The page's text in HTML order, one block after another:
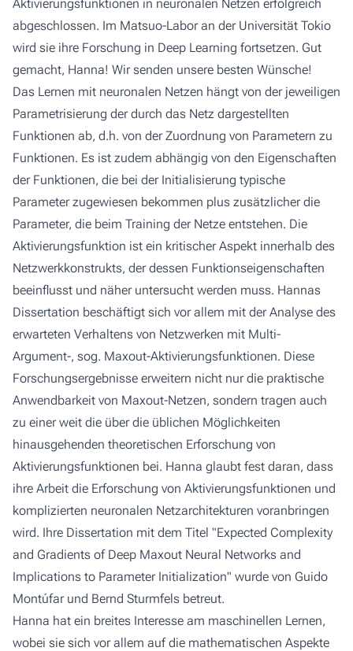
Aktivierungsfunktionen in neuronalen Netzen erfolgreich
abgeschlossen. Im Matsuo-Labor an der Universität Tokio
wird sie ihre Forschung in Deep Learning fortsetzen. Gut
gemacht, Hanna! Wir senden unsere besten Wünsche!
Das Lernen mit neuronalen Netzen hängt von der jeweiligen
Parametrisierung der durch das Netz dargestellten
Funktionen ab, d.h. von der Zuordnung von Parametern zu
Funktionen. Es ist zudem abhängig von den Eigenschaften
der Funktionen, die bei der Initialisierung typische
Parameter zugewiesen bekommen plus zusätzlicher die
Parameter, die beim Training der Netze entstehen. Die
Aktivierungsfunktion ist ein kritischer Aspekt innerhalb des
Netzwerkkonstrukts, der dessen Funktionseigenschaften
beeinflusst und näher untersucht werden muss. Hannas
Dissertation beschäftigt sich vor allem mit der Analyse des
erwarteten Verhaltens von Netzwerken mit Multi-
Argument-, sog. Maxout-Aktivierungsfunktionen. Diese
Forschungsergebnisse erweitern nicht nur die praktische
Anwendbarkeit von Maxout-Netzen, sondern tragen auch
zu einer weit die über die üblichen Möglichkeiten
hinausgehenden theoretischen Erforschung von
Aktivierungsfunktionen bei. Hanna glaubt fest daran, dass
ihre Arbeit die Erforschung von Aktivierungsfunktionen und
komplizierten neuronalen Netzarchitekturen voranbringen
wird. Ihre Dissertation mit dem Titel "Expected Complexity
and Gradients of Deep Maxout Neural Networks and
Implications to Parameter Initialization" wurde von Guido
Montúfarund Bernd Sturmfels betreut.
Hanna hat ein breites Interesse am maschinellen Lernen,
wobei sie sich vor allem auf die mathematischen Aspekte